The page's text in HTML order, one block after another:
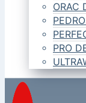
ORAC
PRO